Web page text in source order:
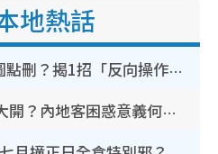
地熱話
WhatsApp預設貼圖點刪？揭1招「反向操作」還原簡潔介面 附3步實測教學
香港山邊鐵閘邊門大開？內地客困惑意義何在！網民神回覆：呢種叫法理性防禦